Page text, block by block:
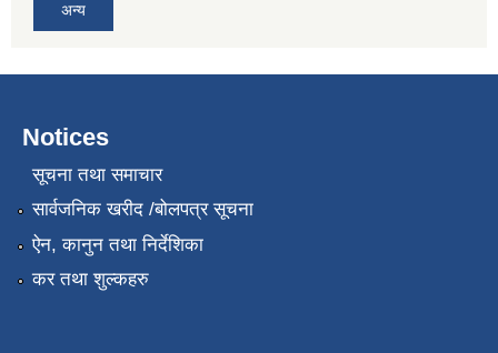
अन्य
Notices
सूचना तथा समाचार
सार्वजनिक खरीद /बोलपत्र सूचना
ऐन, कानुन तथा निर्देशिका
कर तथा शुल्कहरु